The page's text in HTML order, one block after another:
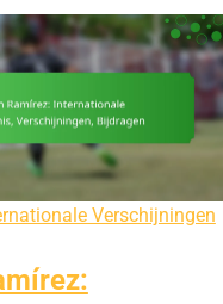
Verschijningen